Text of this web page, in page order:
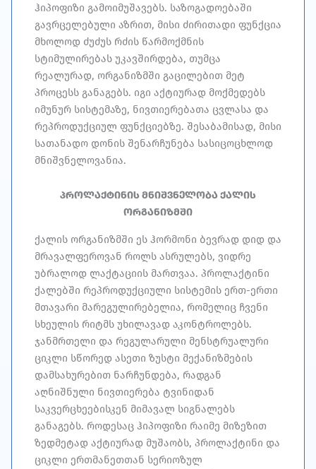
ჰიპოფიზი გამოიმუშავებს. საზოგადოებაში
გავრცელებული აზრით, მისი ძირითადი ფუნქცია
მხოლოდ ძუძუს რძის წარმოქმნის
სტიმულირებას უკავშირდება, თუმცა
რეალურად, ორგანიზმში გაცილებით მეტ
პროცესს განაგებს. იგი აქტიურად მოქმედებს
იმუნურ სისტემაზე, ნივთიერებათა ცვლასა და
რეპროდუქციულ ფუნქციებზე. შესაბამისად, მისი
სათანადო დონის შენარჩუნება სასიცოცხლოდ
მნიშვნელოვანია.
პროლაქტინის მნიშვნელობა ქალის
ორგანიზმში
ქალის ორგანიზმში ეს ჰორმონი ბევრად დიდ და
მრავალფეროვან როლს ასრულებს, ვიდრე
უბრალოდ ლაქტაციის მართვაა. პროლაქტინი
ქალებში რეპროდუქციული სისტემის ერთ-ერთი
მთავარი მარეგულირებელია, რომელიც ჩვენი
სხეულის რიტმს უხილავად აკონტროლებს.
ჯანმრთელი და რეგულარული მენსტრუალური
ციკლი სწორედ ასეთი ზუსტი მექანიზმების
დამსახურებით ნარჩუნდება, რადგან
აღნიშნული ნივთიერება ტვინიდან
საკვერცხეებისკენ მიმავალ სიგნალებს
განაგებს. როდესაც ჰიპოფიზი რაიმე მიზეზით
ზედმეტად აქტიურად მუშაობს, პროლაქტინი და
ციკლი ერთმანეთთან სერიოზულ